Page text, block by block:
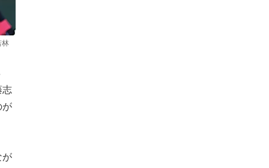
林
志
が
が